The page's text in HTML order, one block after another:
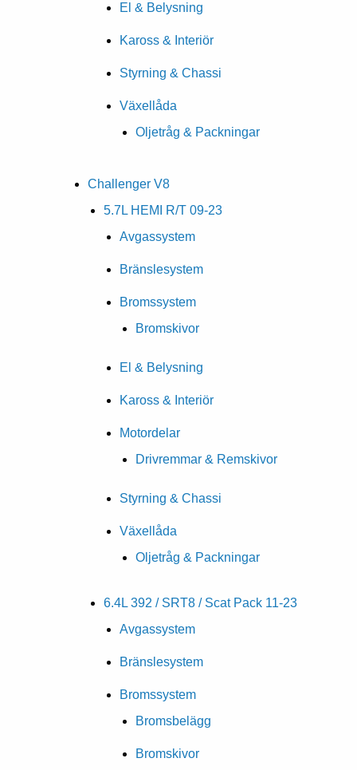
El & Belysning
Kaross & Interiör
Styrning & Chassi
Växellåda
Oljetråg & Packningar
Challenger V8
5.7L HEMI R/T 09-23
Avgassystem
Bränslesystem
Bromssystem
Bromskivor
El & Belysning
Kaross & Interiör
Motordelar
Drivremmar & Remskivor
Styrning & Chassi
Växellåda
Oljetråg & Packningar
6.4L 392 / SRT8 / Scat Pack 11-23
Avgassystem
Bränslesystem
Bromssystem
Bromsbelägg
Bromskivor